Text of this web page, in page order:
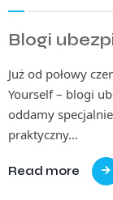
Blogi
Już od połowy
Yourself – blogi
oddamy
praktyczny…
Read more